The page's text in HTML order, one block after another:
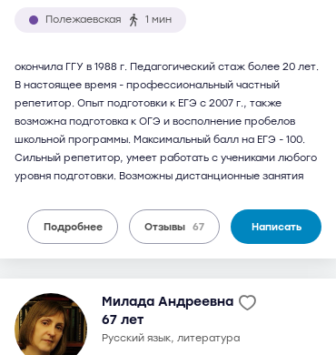
Полежаевская 1 мин
окончила ГГУ в 1988 г. Педагогический стаж более 20 лет.
В настоящее время - профессиональный частный
репетитор. Опыт подготовки к ЕГЭ с 2007 г., также
возможна подготовка к ОГЭ и восполнение пробелов
школьной программы. Максимальный балл на ЕГЭ - 100.
Сильный репетитор, умеет работать с учениками любого
уровня подготовки. Возможны дистанционные занятия
Подробнее Отзывы 67 Написать
Милада Андреевна
67 лет
русский язык, литература